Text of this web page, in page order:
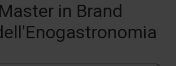
in Brand